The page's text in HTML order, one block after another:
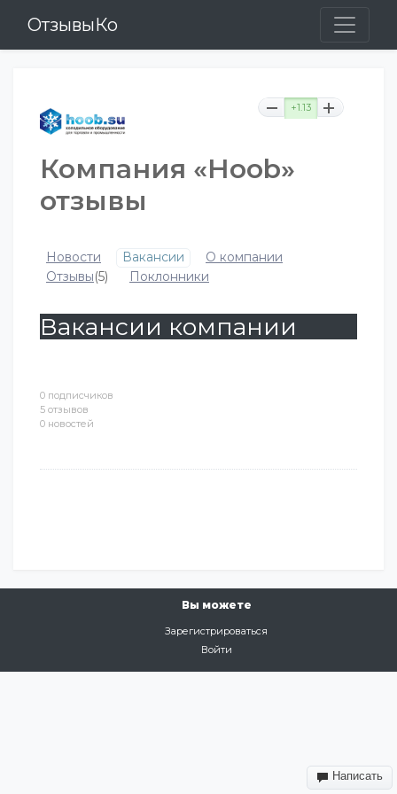
ОтзывыКо
0 подписчиков
5 отзывов
0 новостей
+1.13
Компания «Hoob»
отзывы
Новости Вакансии
О компании
Отзывы(5) Поклонники
Вакансии компании
Вы можете
Зарегистрироваться
Войти
Написать